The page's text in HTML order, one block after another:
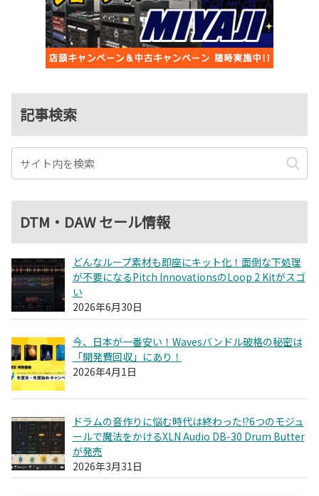
記事検索
DTM・DAW セール情報
どんなループ素材も即座にキット化！面倒な下処理
が不要になるPitch InnovationsのLoop 2 Kitがスゴ
い
2026年6月30日
今、日本が一番安い！Wavesバンドル破格の秘密は
「開発費回収」にあり！
2026年4月1日
ドラムの音作りに悩む時代は終わった!?6つのモジュ
ールで魔法をかけるXLN Audio DB-30 Drum Butter
が発売
2026年3月31日